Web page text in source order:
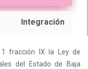
Integración
fracción IX la Ley de
del Estado de Baja